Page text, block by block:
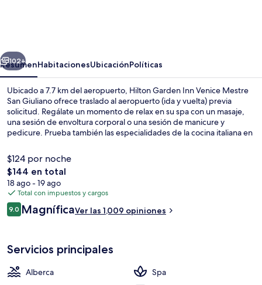
Mestre
San
Giuliano
Siguiente
102+
ResumenHabitacionesUbicaciónPolíticas
Ubicado a 7.7 km del aeropuerto, Hilton Garden Inn Venice Mestre
San Giuliano ofrece traslado al aeropuerto (ida y vuelta) previa
solicitud. Regálate un momento de relax en su spa con un masaje,
una sesión de envoltura corporal o una sesión de manicure y
pedicure. Prueba también las especialidades de la cocina italiana en
Destacan su bar o lounge, su sala de fitness abierta las 24 horas y su
sala de fitness. Otros visitantes hablan maravillas de las amenidades
y características como el personal amable y el estado general de la
propiedad.
$124 por noche
El
precio
total
es
de
$144 en total
18 ago - 19 ago
Total con impuestos y cargos
Opiniones
9.09.0 de 10,
MagníficaVer las 1,009 opiniones
Servicios principales
Alberca
Spa